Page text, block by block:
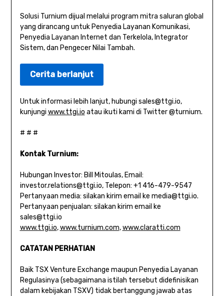
Solusi Turnium dijual melalui program mitra saluran global
yang dirancang untuk Penyedia Layanan Komunikasi,
Penyedia Layanan Internet dan Terkelola, Integrator
Sistem, dan Pengecer Nilai Tambah.
Cerita berlanjut
Untuk informasi lebih lanjut, hubungi sales@ttgi.io,
kunjungi www.ttgi.io atau ikuti kami di Twitter @turnium.
# # #
Kontak Turnium:
Hubungan Investor: Bill Mitoulas, Email:
investor.relations@ttgi.io, Telepon: +1 416-479-9547
Pertanyaan media: silakan kirim email ke media@ttgi.io.
Pertanyaan penjualan: silakan kirim email ke
sales@ttgi.io
www.ttgi.io,www.turnium.com,www.claratti.com
CATATAN PERHATIAN
Baik TSX Venture Exchange maupun Penyedia Layanan
Regulasinya (sebagaimana istilah tersebut didefinisikan
dalam kebijakan TSXV) tidak bertanggung jawab atas